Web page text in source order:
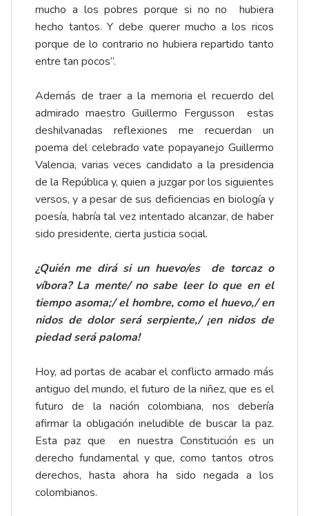
mucho a los pobres porque si no no hubiera
hecho tantos. Y debe querer mucho a los ricos
porque de lo contrario no hubiera repartido tanto
entre tan pocos”.
Además de traer a la memoria el recuerdo del
admirado maestro Guillermo Fergusson estas
deshilvanadas reflexiones me recuerdan un
poema del celebrado vate popayanejo Guillermo
Valencia, varias veces candidato a la presidencia
de la República y, quien a juzgar por los siguientes
versos, y a pesar de sus deficiencias en biología y
poesía, habría tal vez intentado alcanzar, de haber
sido presidente, cierta justicia social.
¿Quién me dirá si un huevo/es de torcaz o
víbora? La mente/ no sabe leer lo que en el
tiempo asoma;/ el hombre, como el huevo,/ en
nidos de dolor será serpiente,/ ¡en nidos de
piedad será paloma!
Hoy, ad portas de acabar el conflicto armado más
antiguo del mundo, el futuro de la niñez, que es el
futuro de la nación colombiana, nos debería
afirmar la obligación ineludible de buscar la paz.
Esta paz que en nuestra Constitución es un
derecho fundamental y que, como tantos otros
derechos, hasta ahora ha sido negada a los
colombianos.